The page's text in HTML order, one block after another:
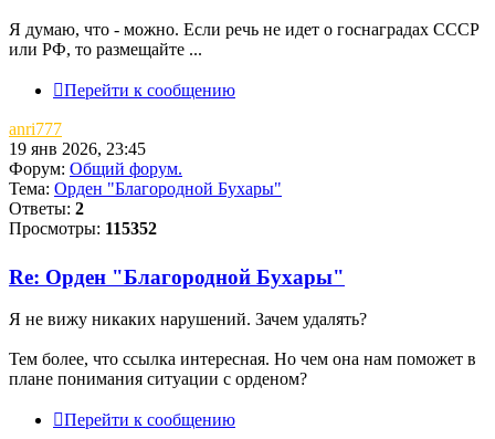
Я думаю, что - можно. Если речь не идет о госнаградах СССР
или РФ, то размещайте ...
Перейти к сообщению
anri777
19 янв 2026, 23:45
Форум: Общий форум.
Тема: Орден "Благородной Бухары"
Ответы: 2
Просмотры: 115352
Re: Орден "Благородной Бухары"
Я не вижу никаких нарушений. Зачем удалять?
Тем более, что ссылка интересная. Но чем она нам поможет в
плане понимания ситуации с орденом?
Перейти к сообщению